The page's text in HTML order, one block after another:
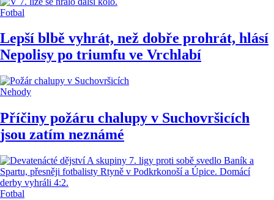
Fotbal
Lepší blbě vyhrát, než dobře prohrát, hlásí
Nepolisy po triumfu ve Vrchlabí
Nehody
Příčiny požáru chalupy v Suchovršicích
jsou zatím neznámé
Fotbal